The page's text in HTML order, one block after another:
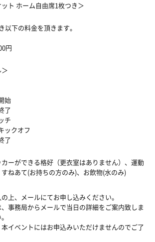
ト ホーム自由席1枚つき＞
以下の料金を頂きます。
円
始
了
チ
ックオフ
了
ーができる格好（更衣室はありません）、運動
ねあて(お持ちの方のみ)、お飲物(水のみ)
上、メールにてお申し込みください。
事務局からメールで当日の詳細をご案内致しま
イベントにはお申込みいただけませんのでご了